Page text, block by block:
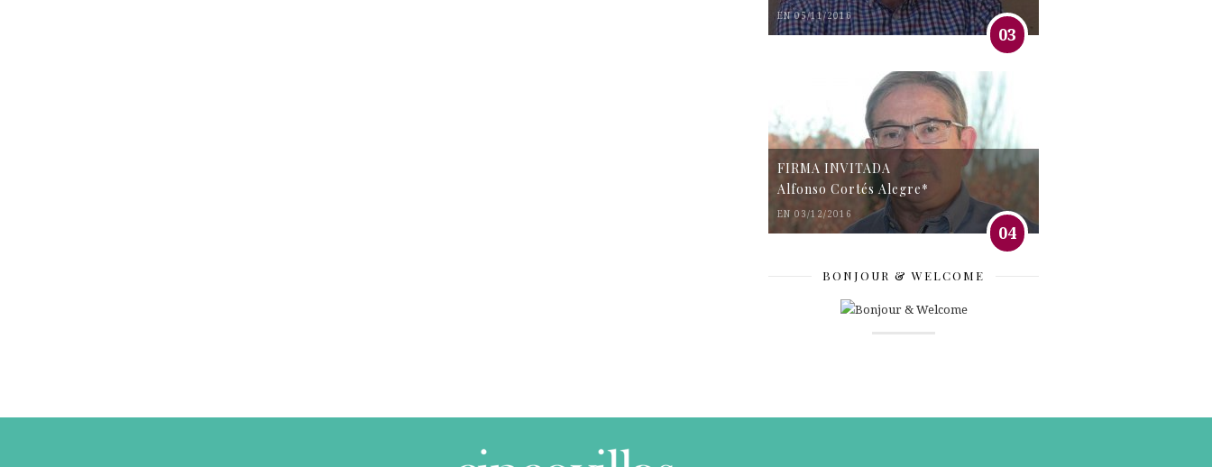
EN 05/11/2016
03
FIRMA INVITADA
Alfonso Cortés Alegre*
EN 03/12/2016
04
BONJOUR & WELCOME